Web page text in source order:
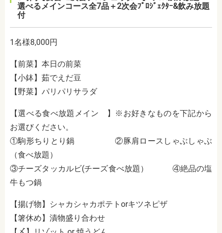
選べるメインコース全7品＋2次会ﾌﾟﾛｼﾞｪｸﾀｰ&飲み放題
付
1名様8,000円
【前菜】本日の前菜
【小鉢】茹でえだ豆
【野菜】パリパリサラダ
【選べる食べ放題メイン 】※お好きなものを下記から
お選びください。
①駒形ちりとり鍋 ②豚肩ロースしゃぶしゃぶ
（食べ放題）
③チーズタッカルビ(チーズ食べ放題） ④絶品の塩
牛もつ鍋
【揚げ物】シャカシャカポテトorキツネピザ
【箸休め】漬物盛り合わせ